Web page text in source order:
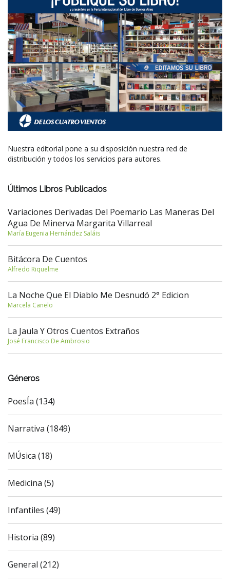
Nuestra editorial pone a su disposición nuestra red de
distribución y todos los servicios para autores.
Últimos Libros Publicados
Variaciones Derivadas Del Poemario Las Maneras Del
Agua De Minerva Margarita Villarreal
María Eugenia Hernández Saláis
Bitácora De Cuentos
Alfredo Riquelme
La Noche Que El Diablo Me Desnudó 2° Edicion
Marcela Canelo
La Jaula Y Otros Cuentos Extraños
José Francisco De Ambrosio
Géneros
PoesÍa (134)
Narrativa (1849)
MÚsica (18)
Medicina (5)
Infantiles (49)
Historia (89)
General (212)